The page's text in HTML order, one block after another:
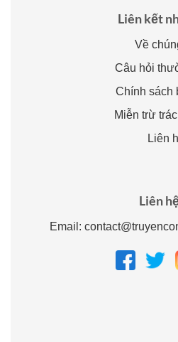
Liên kết
Về
Câu hỏi
Chính sách
Miễn trừ
Liên
Liên
Email: